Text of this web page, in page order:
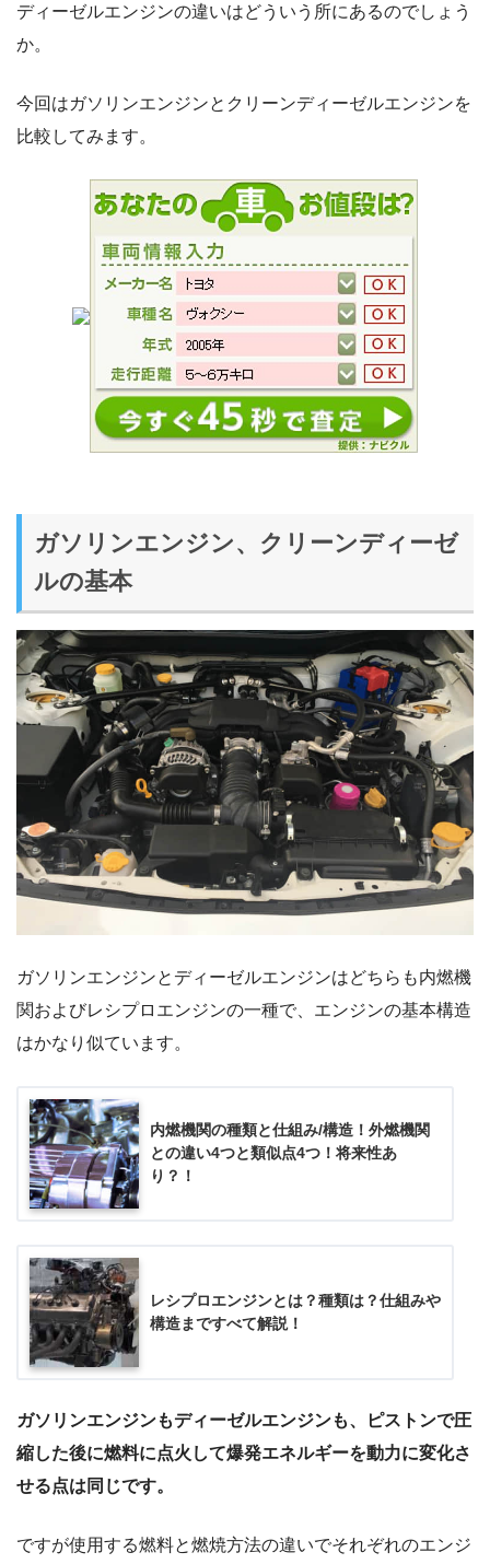
ディーゼルエンジンの違いはどういう所にあるのでしょう
か。
今回はガソリンエンジンとクリーンディーゼルエンジンを
比較してみます。
ガソリンエンジン、クリーンディーゼ
ルの基本
ガソリンエンジンとディーゼルエンジンはどちらも内燃機
関およびレシプロエンジンの一種で、エンジンの基本構造
はかなり似ています。
内燃機関の種類と仕組み/構造！外燃機関
との違い4つと類似点4つ！将来性あ
り？！
レシプロエンジンとは？種類は？仕組みや
構造まですべて解説！
ガソリンエンジンもディーゼルエンジンも、ピストンで圧
縮した後に燃料に点火して爆発エネルギーを動力に変化さ
せる点は同じです。
ですが使用する燃料と燃焼方法の違いでそれぞれのエンジ